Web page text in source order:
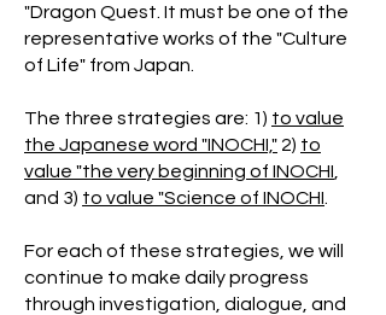
"Dragon Quest. It must be one of the
representative works of the "Culture
of Life" from Japan.
The three strategies are: 1) to value
the Japanese word "INOCHI," 2) to
value "the very beginning of INOCHI
and 3) to value "Science of INOCHI
For each of these strategies, we will
continue to make daily progress
through investigation, dialogue, and